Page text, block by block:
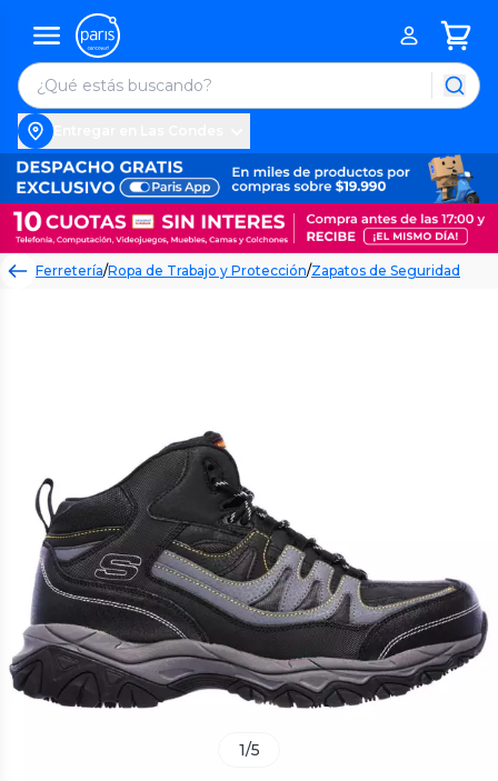
Ferretería/Ropa de Trabajo y Protección/Zapatos de Seguridad
1/5